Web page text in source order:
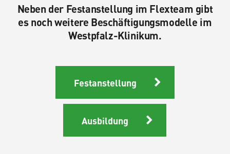
Neben der Festanstellung im Flexteam gibt
es noch weitere Beschäftigungsmodelle im
Westpfalz-Klinikum.
Festanstellung
Ausbildung